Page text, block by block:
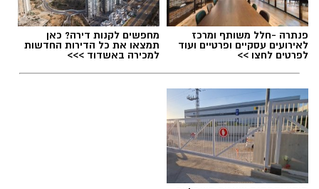
בדבריו הוא מטיח ביקורת קשה בהתנהלות
המשטרה, הפרקליטות ומערכת המשפט, וטוען כי
התעלמו מראיות מרכזיות – ובהן עקבות נעל זרות
שאינן שייכות לזדורוב ושחזור לקוי שלא תאם את
ממצאי הזירה.
כמו כן,עו"ד ירום הלוימציין כי כיום הוא מייצג את
פנתרה -חלל משותף ומרכז
לאירועים עסקיים ופרטיים ועוד
לפרטים לחצו >>
מחפשים לקנות דירה? כאן
תמצאו את כל הדירות החדשות
למכירה באשדוד >>>